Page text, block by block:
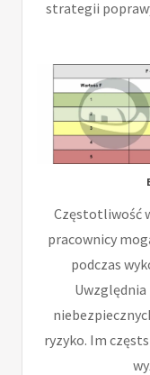
strategii
Częstotliwość
pracownicy
podczas
ryzyko. Im